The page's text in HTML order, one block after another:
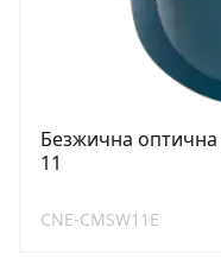
Безжична
11
CNE-CMSW11E